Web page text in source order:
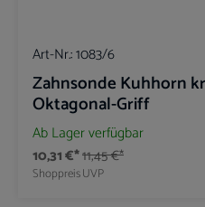
Art-Nr.:1083/6
Zahnsonde Kuhhorn
Oktagonal-Griff
Ab Lager verfügbar
10,31 €*
Shoppreis
11,45 €*
UVP